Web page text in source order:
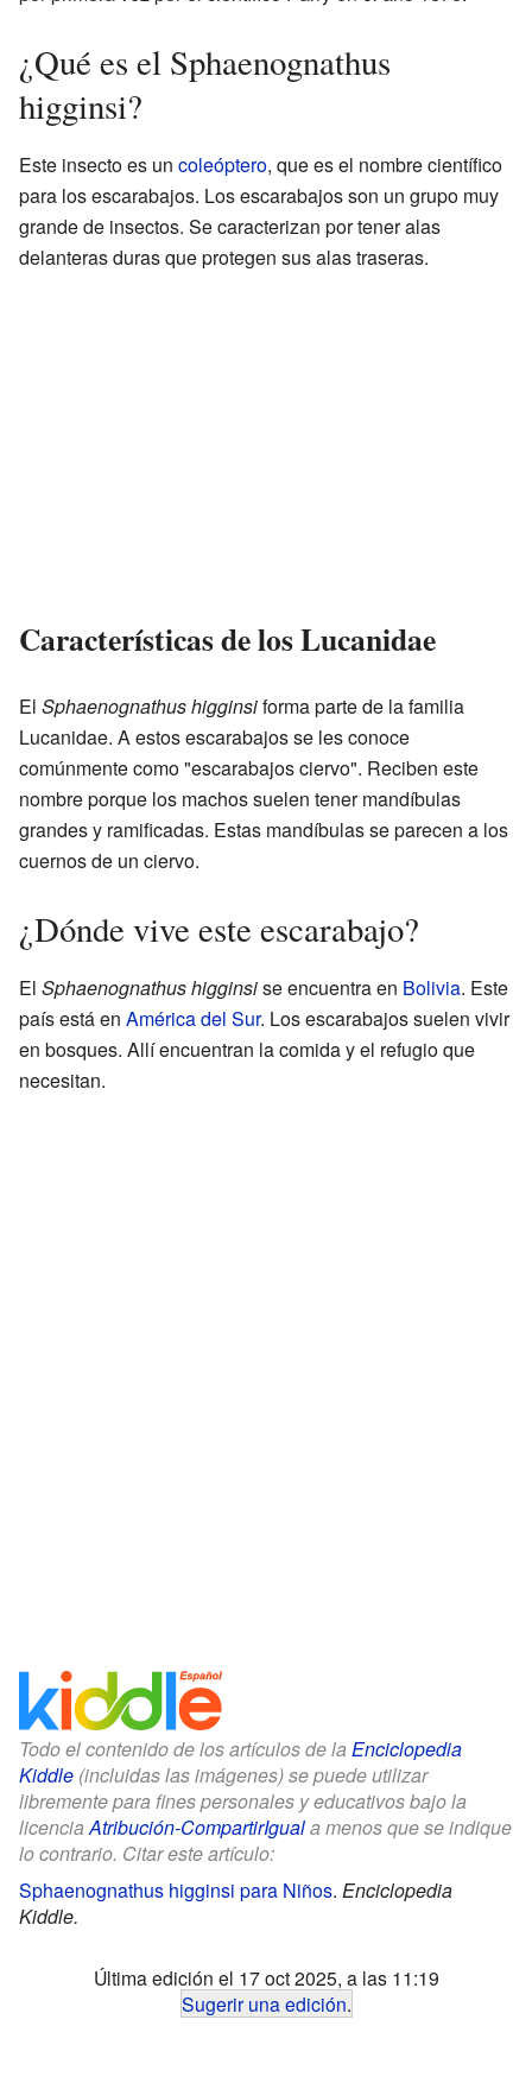
¿Qué es el Sphaenognathus
higginsi?
Este insecto es un coleóptero, que es el nombre científico
para los escarabajos. Los escarabajos son un grupo muy
grande de insectos. Se caracterizan por tener alas
delanteras duras que protegen sus alas traseras.
Características de los Lucanidae
El Sphaenognathus higginsiforma parte de la familia
Lucanidae. A estos escarabajos se les conoce
comúnmente como "escarabajos ciervo". Reciben este
nombre porque los machos suelen tener mandíbulas
grandes y ramificadas. Estas mandíbulas se parecen a los
cuernos de un ciervo.
¿Dónde vive este escarabajo?
El Sphaenognathus higginsise encuentra en Bolivia. Este
país está en América del Sur. Los escarabajos suelen vivir
en bosques. Allí encuentran la comida y el refugio que
necesitan.
Todo el contenido de los artículos de la Enciclopedia
Kiddle (incluidas las imágenes) se puede utilizar
libremente para fines personales y educativos bajo la
licenciaAtribución-CompartirIguala menos que se indique
lo contrario. Citar este artículo:
Sphaenognathus higginsi para Niños. Enciclopedia
Kiddle.
Última edición el 17 oct 2025, a las 11:19
Sugerir una edición.